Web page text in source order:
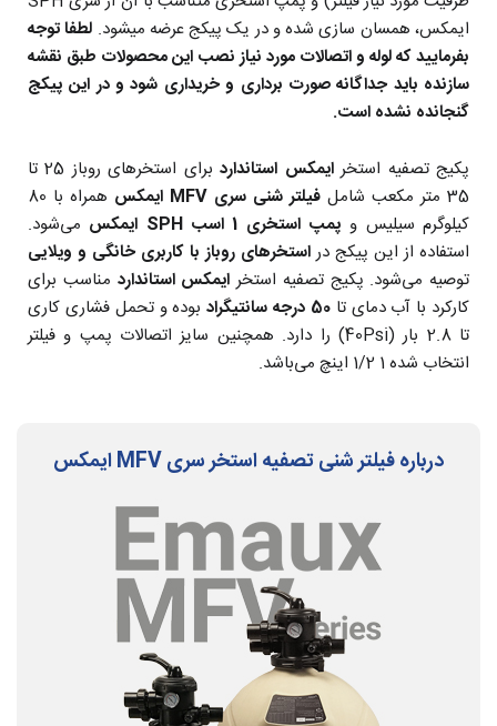
ایمکس، همسان سازی شده و در یک پیکج عرضه میشود. لطفا توجه
بفرمایید که لوله و اتصالات مورد نیاز نصب این محصولات طبق نقشه
سازنده باید جداگانه صورت برداری و خریداری شود و در این پیکج
گنجانده نشده است.
پکیج تصفیه استخرایمکس استاندارد
برای استخرهای روباز 25 تا
35 متر مکعب شامل
فیلتر شنی سری MFV ایمکس
همراه با 80
کیلوگرم سیلیس و پمپ استخری 1 اسب SPH ایمکس
می‌شود.
استفاده از این پیکج در استخرهای روباز با کاربری خانگی و ویلایی
توصیه می‌شود. پکیج تصفیه استخر ایمکس استاندارد مناسب برای
کارکرد با آب دمای تا50 درجه سانتیگراد
بوده و تحمل فشاری کاری
تا 2.8 بار (40Psi) را دارد. همچنین سایز اتصالات پمپ و فیلتر
انتخاب شده 1 1/2 اینچ می‌باشد.
درباره فیلتر شنی تصفیه استخر سری MFV ایمکس